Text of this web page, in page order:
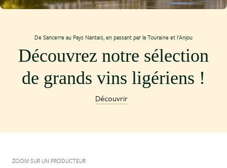
De Sancerre au Pays Nantais, en passant par la Touraine et l'Anjou
Découvrez notre sélection
de grands vins ligériens !
Découvrir
ZOOM SUR UN PRODUCTEUR